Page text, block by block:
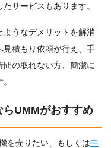
サービスもあります。
うなデメリットを解消
見積もり依頼が行え、手
の取れない方、簡潔に
UMMがおすすめ
を売りたい、もしくは中